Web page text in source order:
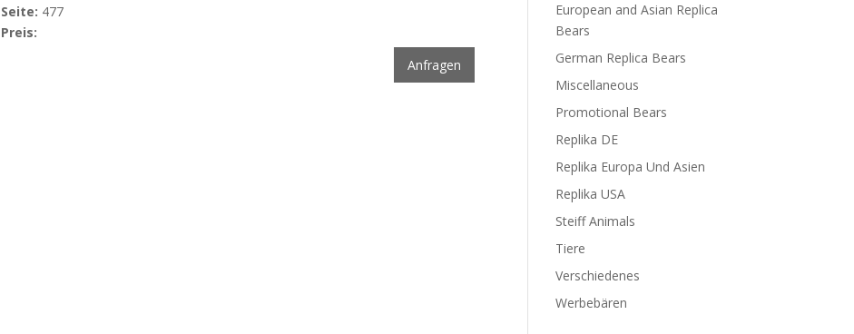
Seite: 477
Preis:
Anfragen
European and Asian Replica
Bears
German Replica Bears
Miscellaneous
Promotional Bears
Replika DE
Replika Europa Und Asien
Replika USA
Steiff Animals
Tiere
Verschiedenes
Werbebären